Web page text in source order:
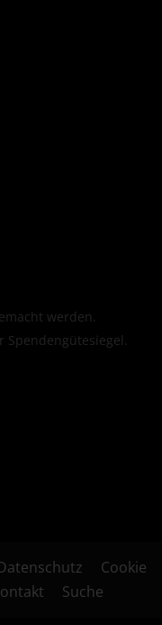
werden.
Spendengütesiegel
Cookie
Suche